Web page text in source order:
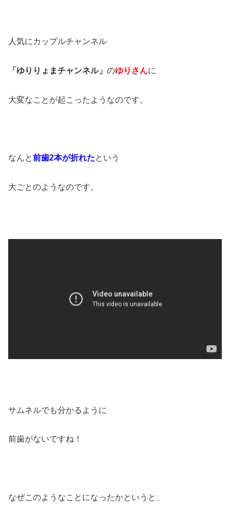
人気にカップルチャンネル
「ゆりりょまチャンネル」 のゆりさんに
大変なことが起こったようなのです。
なんと前歯2本が折れたという
大ごとのようなのです。
サムネルでも分かるように
前歯がないですね！
なぜこのようなことになったかというと、